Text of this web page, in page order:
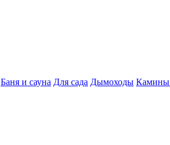
Баня и сауна Для сада Дымоходы Камины